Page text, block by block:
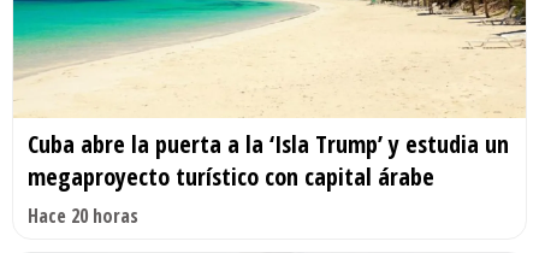
Cuba abre la puerta a la ‘Isla Trump’ y estudia un
megaproyecto turístico con capital árabe
Hace 20 horas